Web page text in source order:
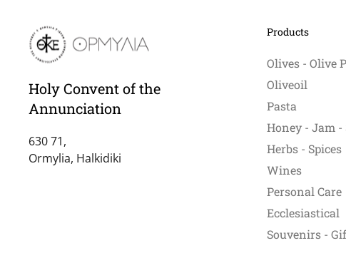
be
chosen
the
Holy Convent of the
Annunciation
630 71,
Ormylia, Halkidiki
Products
Olives - Olive
Oliveoil
Pasta
Honey - Jam -
Herbs - Spices
Wines
Personal Care
Ecclesiastical
Souvenirs -